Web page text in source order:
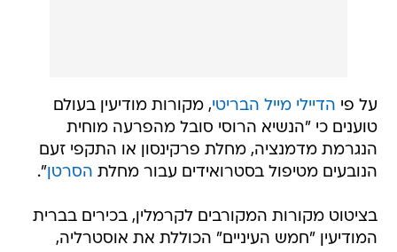
על פי הדיילי מייל הבריטי, מקורות מודיעין בעולם
טוענים כי "הנשיא הרוסי סובל מהפרעה מוחית
הנגרמת מדמנציה, מחלת פרקינסון או התקפי זעם
הנובעים מטיפול בסטרואידים עבור מחלת הסרטן".
בציטוט מקורות המקורבים לקרמלין, בכירים בברית
המודיעין "חמש העיניים" הכוללת את אוסטרליה,